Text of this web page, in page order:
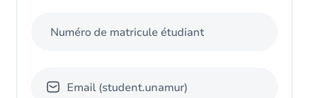
Numéro de matricule étudiant
Email (student.unamur)